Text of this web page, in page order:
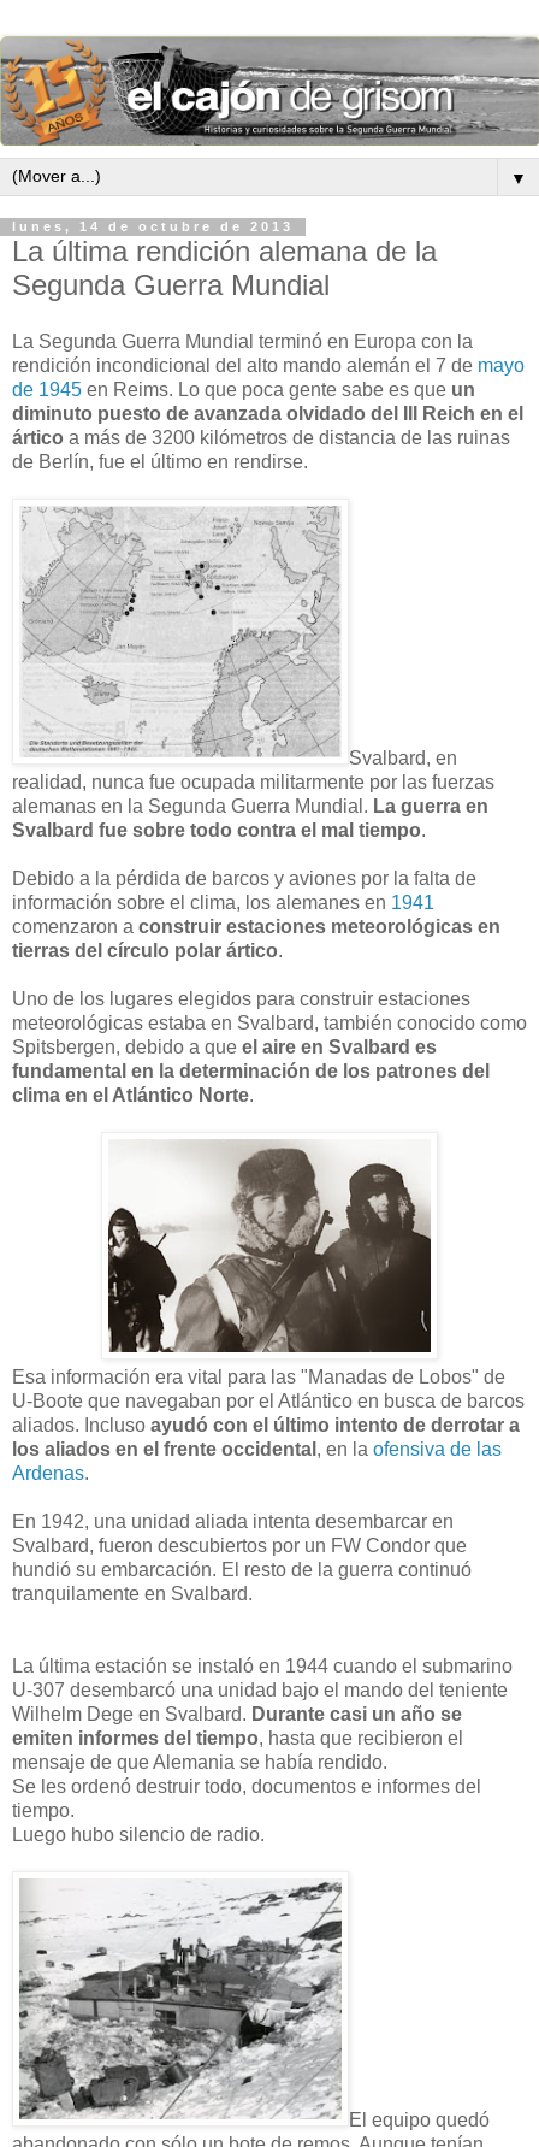
▼
lunes, 14 de octubre de 2013
La última rendición alemana de la
Segunda Guerra Mundial
La Segunda Guerra Mundial terminó en Europa con la
rendición incondicional del alto mando alemán el 7 de mayo
de 1945 en Reims. Lo que poca gente sabe es que un
diminuto puesto de avanzada olvidado del III Reich en el
ártico a más de 3200 kilómetros de distancia de las ruinas
de Berlín, fue el último en rendirse.
Svalbard, en
realidad, nunca fue ocupada militarmente por las fuerzas
alemanas en la Segunda Guerra Mundial. La guerra en
Svalbard fue sobre todo contra el mal tiempo.
Debido a la pérdida de barcos y aviones por la falta de
información sobre el clima, los alemanes en 1941
comenzaron a construir estaciones meteorológicas en
tierras del círculo polar ártico.
Uno de los lugares elegidos para construir estaciones
meteorológicas estaba en Svalbard, también conocido como
Spitsbergen, debido a que el aire en Svalbard es
fundamental en la determinación de los patrones del
clima en el Atlántico Norte.
Esa información era vital para las "Manadas de Lobos" de
U-Boote que navegaban por el Atlántico en busca de barcos
aliados. Incluso ayudó con el último intento de derrotar a
los aliados en el frente occidental , en la ofensiva de las
Ardenas.
En 1942, una unidad aliada intenta desembarcar en
Svalbard, fueron descubiertos por un FW Condor que
hundió su embarcación. El resto de la guerra continuó
tranquilamente en Svalbard.
La última estación se instaló en 1944 cuando el submarino
U-307 desembarcó una unidad bajo el mando del teniente
Wilhelm Dege en Svalbard. Durante casi un año se
emiten informes del tiempo, hasta que recibieron el
mensaje de que Alemania se había rendido.
Se les ordenó destruir todo, documentos e informes del
tiempo.
Luego hubo silencio de radio.
El equipo quedó